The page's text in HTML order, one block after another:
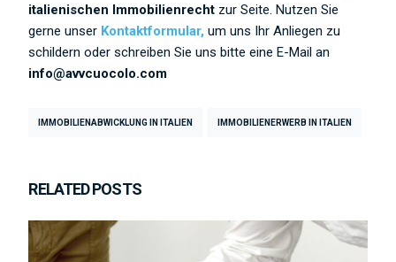
italienischen Immobilienrecht zur Seite. Nutzen Sie
gerne unser Kontaktformular, um uns Ihr Anliegen zu
schildern oder schreiben Sie uns bitte eine E-Mail an
info@avvcuocolo.com
IMMOBILIENABWICKLUNG IN ITALIEN IMMOBILIENERWERB IN ITALIEN
RELATED POSTS